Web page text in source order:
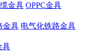
金具 OPPC金具
金具 电气化铁路金具
具